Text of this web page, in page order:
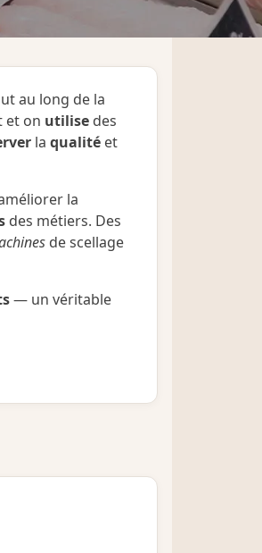
au long de la
et on utilise des
la qualité et
la
des métiers. Des
de scellage
— un véritable